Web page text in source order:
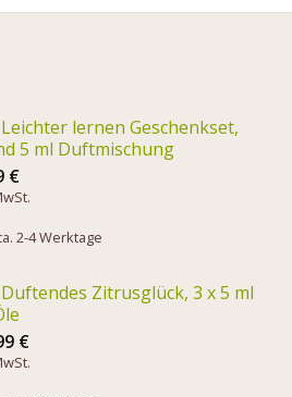
lernen Geschenkset,
5 ml Duftmischung
€
2-4 Werktage
Zitrusglück, 3 x 5 ml
€